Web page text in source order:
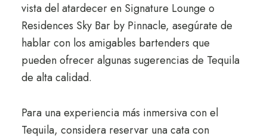
vista del atardecer en Signature Lounge o
Residences Sky Bar by Pinnacle, asegúrate de
hablar con los amigables bartenders que
pueden ofrecer algunas sugerencias de Tequila
de alta calidad.
Para una experiencia más inmersiva con el
Tequila, considera reservar una cata con